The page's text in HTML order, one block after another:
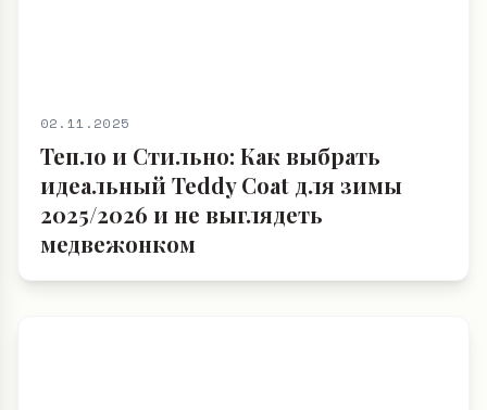
02.11.2025
Тепло и Стильно: Как выбрать
идеальный Teddy Coat для зимы
2025/2026 и не выглядеть
медвежонком